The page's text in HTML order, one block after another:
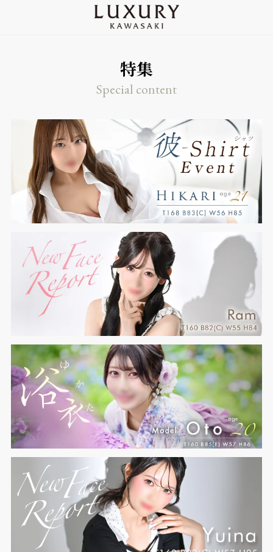
特集
Special content